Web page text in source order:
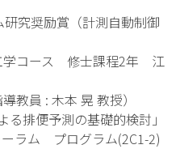
究奨励賞（計測自動制御
学コース 修士課程2年 江
晃 教授）
排便予測の基礎的検討」
ラム プログラム(2C1-2)